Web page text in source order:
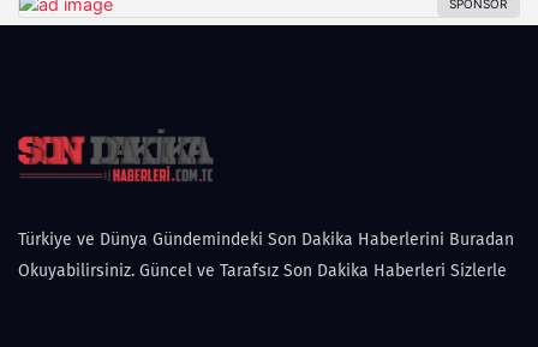
Türkiye ve Dünya Gündemindeki Son Dakika Haberlerini Buradan
Okuyabilirsiniz. Güncel ve Tarafsız Son Dakika Haberleri Sizlerle